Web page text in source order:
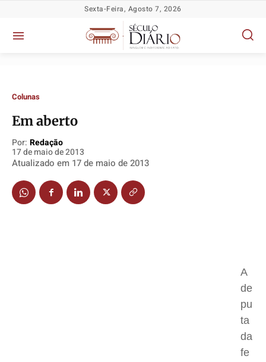
Política
Socioeconômicas
TV Século
Política
Socioeconômicas
TV Século
Política
Socioeconômicas
TV Século
Política
Socioeconômicas
TV Século
Sexta-Feira, Agosto 7, 2026
Colunas
Em aberto
Por: Redação
17 de maio de 2013
Atualizado em 17 de maio de 2013
A
de
pu
ta
da
fe